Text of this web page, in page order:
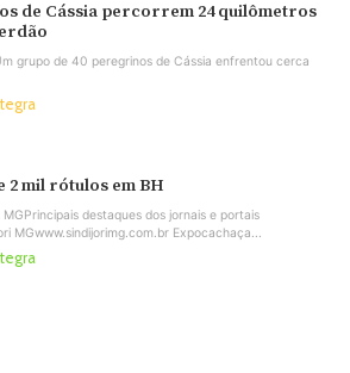
de Cássia percorrem 24 quilômetros
grupo de 40 peregrinos de Cássia enfrentou cerca
2 mil rótulos em BH
destaques dos jornais e portais
MGwww.sindijorimg.com.br Expocachaça...